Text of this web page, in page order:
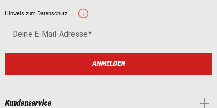
Hinweis zum Datenschutz
Deine E-Mail-Adresse
ANMELDEN
Kundenservice